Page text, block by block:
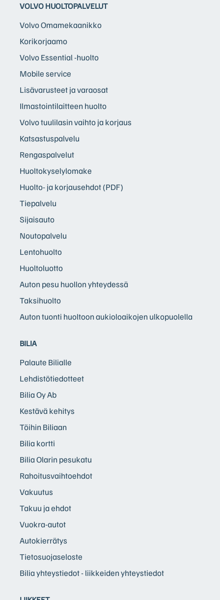
VOLVO HUOLTOPALVELUT
Volvo Omamekaanikko
Korikorjaamo
Volvo Essential -huolto
Mobile service
Lisävarusteet ja varaosat
Ilmastointilaitteen huolto
Volvo tuulilasin vaihto ja korjaus
Katsastuspalvelu
Rengaspalvelut
Huoltokyselylomake
Huolto- ja korjausehdot (PDF)
Tiepalvelu
Sijaisauto
Noutopalvelu
Lentohuolto
Huoltoluotto
Auton pesu huollon yhteydessä
Taksihuolto
Auton tuonti huoltoon aukioloaikojen ulkopuolella
BILIA
Palaute Bilialle
Lehdistötiedotteet
Bilia Oy Ab
Kestävä kehitys
Töihin Biliaan
Bilia kortti
Bilia Olarin pesukatu
Rahoitusvaihtoehdot
Vakuutus
Takuu ja ehdot
Vuokra-autot
Autokierrätys
Tietosuojaseloste
Bilia yhteystiedot - liikkeiden yhteystiedot